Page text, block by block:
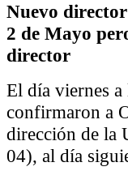
Nuevo
2 de Mayo
director
El día viernes
confirmaron a
dirección de la
04), al día